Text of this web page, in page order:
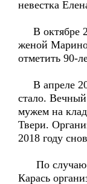
невестка
В октябре
женой
отметить 90-
В апреле
стало.
мужем на
Твери.
2018 году
По случаю
Карась